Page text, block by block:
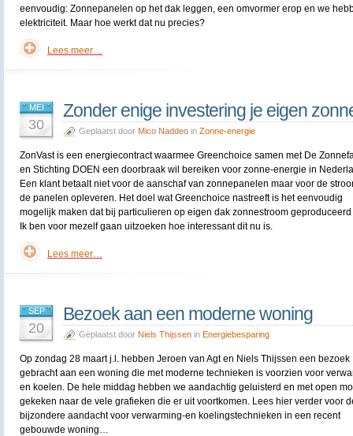
eenvoudig: Zonnepanelen op het dak leggen, een omvormer erop en we
elektriciteit. Maar hoe werkt dat nu precies?
Lees meer…
MEI
30
Zonder enige investering je eigen
Geplaatst door Mico Naddeo in Zonne-energie
ZonVast is een energiecontract waarmee Greenchoice samen met De
en Stichting DOEN een doorbraak wil bereiken voor zonne-energie in
Een klant betaalt niet voor de aanschaf van zonnepanelen maar voor de
de panelen opleveren. Het doel wat Greenchoice nastreeft is het eenvoudig
mogelijk maken dat bij particulieren op eigen dak zonnestroom geproduceerd
Ik ben voor mezelf gaan uitzoeken hoe interessant dit nu is.
Lees meer…
SEP
20
Bezoek aan een moderne woning
Geplaatst door Niels Thijssen in Energiebesparing
Op zondag 28 maart j.l. hebben Jeroen van Agt en Niels Thijssen een bezoek
gebracht aan een woning die met moderne technieken is voorzien voor
en koelen. De hele middag hebben we aandachtig geluisterd en met open
gekeken naar de vele grafieken die er uit voortkomen. Lees hier verder voor
bijzondere aandacht voor verwarming-en koelingstechnieken in een recent
gebouwde woning…